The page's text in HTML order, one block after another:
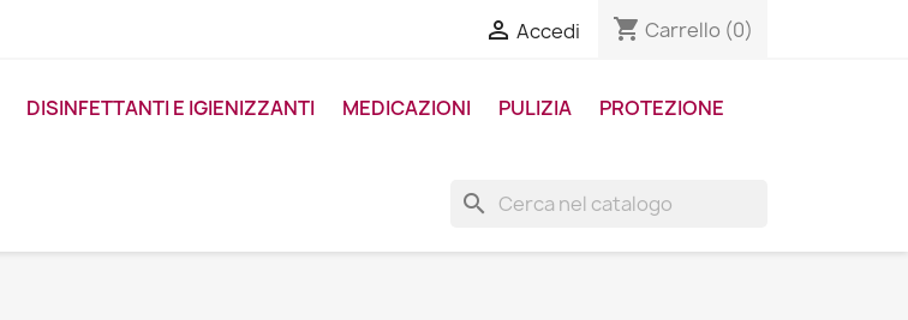
 Accedi shopping_cart Carrello (0)
DISINFETTANTI E IGIENIZZANTI MEDICAZIONI PULIZIA
PROTEZIONE
search